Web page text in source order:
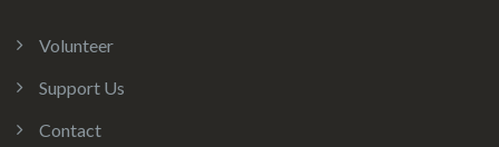
Volunteer
Support Us
Contact